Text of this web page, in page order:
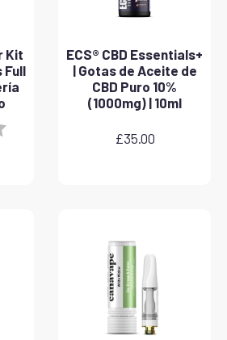
Kit
Full
4.8 out of 5 stars
ECS® CBD Essentials+
| Gotas de Aceite de
CBD Puro 10%
(1000mg) | 10ml
£35.00